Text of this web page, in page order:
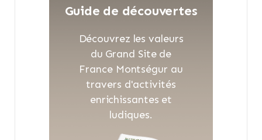
Guide de découvertes
Découvrez les valeurs
du Grand Site de
France Montségur au
travers d'activités
enrichissantes et
ludiques.